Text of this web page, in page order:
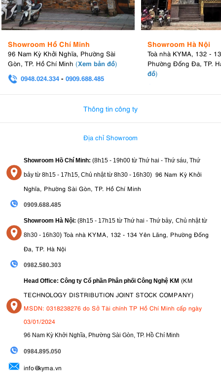
Showroom Hồ Chí Minh
96 Nam Kỳ Khởi Nghĩa, Phường Sài
Gòn, TP. Hồ Chí Minh (Xem bản đồ)
0948.024.334 - 0909.688.485
Showroom Hà Nội
Toà nhà KYMA, 132 -
Phường Đống Đa, TP.
đồ)
Thông tin công ty
Địa chỉ Showroom
Showroom Hồ Chí Minh: (8h15 - 19h00 từ Thứ hai - Thứ sáu, Thứ
bảy từ 8h15 - 17h15, Chủ nhật từ 8h30 - 16h30) 96 Nam Kỳ Khởi
Nghĩa, Phường Sài Gòn, TP. Hồ Chí Minh
0909.688.485
Showroom Hà Nội: (8h15 - 17h15 từ Thứ hai - Thứ bảy, Chủ nhật từ
8h30 - 16h30) Toà nhà KYMA, 132 - 134 Yên Lãng, Phường Đống
Đa, TP. Hà Nội
0982.580.303
Head Office: Công ty Cổ phần Phân phối Công Nghệ KM (KM
TECHNOLOGY DISTRIBUTION JOINT STOCK COMPANY)
MSDN: 0318238276 do Sở Tài chính TP Hồ Chí Minh cấp ngày
03/01/2024
96 Nam Kỳ Khởi Nghĩa, Phường Sài Gòn, TP. Hồ Chí Minh
0984.895.050
info@kyma.vn